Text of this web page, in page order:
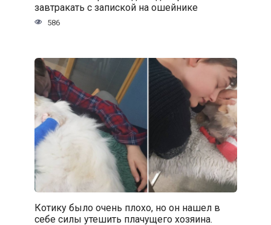
завтракать с запиской на ошейнике
586
Котику было очень плохо, но он нашел в
себе силы утешить плачущего хозяина.